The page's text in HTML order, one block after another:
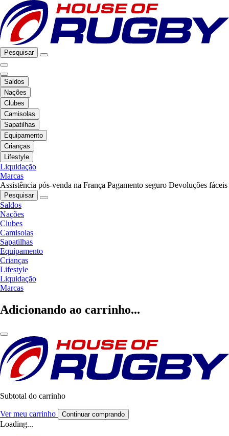
Pesquisar
Saldos
Nações
Clubes
Camisolas
Sapatilhas
Equipamento
Crianças
Lifestyle
Liquidação
Marcas
Assistência pós-venda na França Pagamento seguro Devoluções fáceis
Pesquisar
Saldos
Nações
Clubes
Camisolas
Sapatilhas
Equipamento
Crianças
Lifestyle
Liquidação
Marcas
Adicionando ao carrinho...
Subtotal do carrinho
Ver meu carrinho Continuar comprando
Loading...